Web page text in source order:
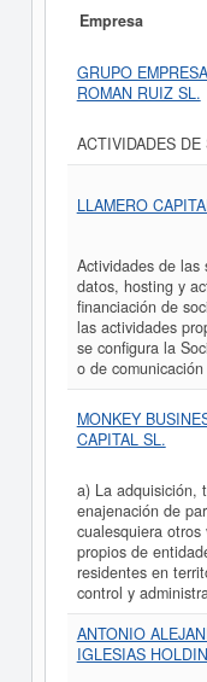
Empresa
GRUPO
ROMAN RUIZ SL.
ACTIVIDADES
LLAMERO
Actividades de las
datos, hosting y
financiación de
las actividades
se configura la
o de comunicación
MONKEY
CAPITAL SL.
a) La adquisición,
enajenación de
cualesquiera
propios de
residentes en
control y
ANTONIO
IGLESIAS